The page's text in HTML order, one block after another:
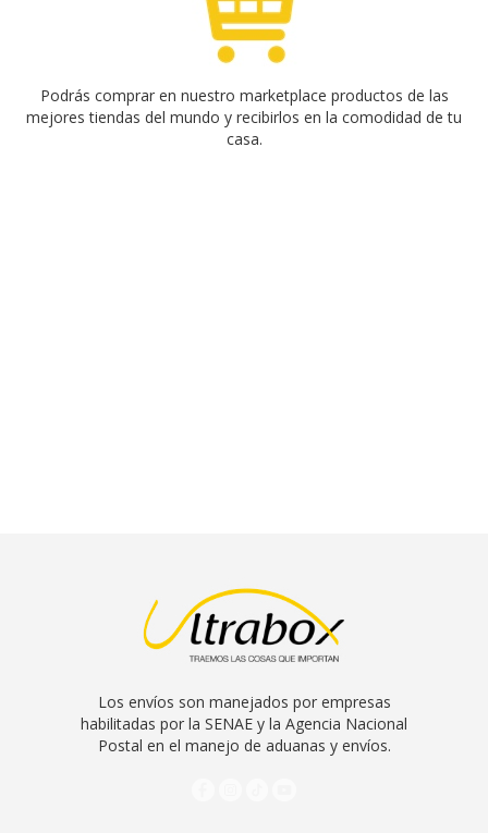
Podrás comprar en nuestro marketplace productos de las
mejores tiendas del mundo y recibirlos en la comodidad de tu
casa.
Los envíos son manejados por empresas
habilitadas por la SENAE y la Agencia Nacional
Postal en el manejo de aduanas y envíos.